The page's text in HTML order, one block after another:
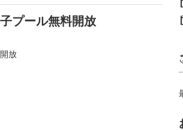
プール無料開放
放